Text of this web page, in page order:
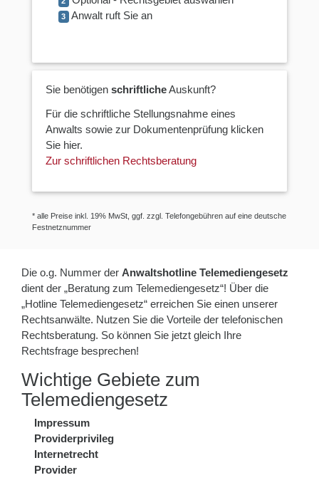
3 Anwalt ruft Sie an
Sie benötigen schriftlicheAuskunft?
Für die schriftliche Stellungsnahme eines
Anwalts sowie zur Dokumentenprüfung klicken
Sie hier.
Zur schriftlichen Rechtsberatung
* alle Preise inkl. 19% MwSt, ggf. zzgl. Telefongebühren auf eine deutsche
Festnetznummer
Die o.g. Nummer der Anwaltshotline Telemediengesetz
dient der „Beratung zum Telemediengesetz“! Über die
„Hotline Telemediengesetz“ erreichen Sie einen unserer
Rechtsanwälte. Nutzen Sie die Vorteile der telefonischen
Rechtsberatung. So können Sie jetzt gleich Ihre
Rechtsfrage besprechen!
Wichtige Gebiete zum
Telemediengesetz
Impressum
Providerprivileg
Internetrecht
Provider